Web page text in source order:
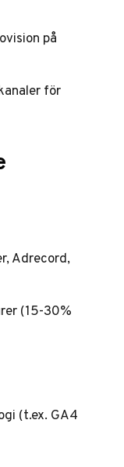
på
för
Adrecord,
(15-30%
(t.ex. GA4